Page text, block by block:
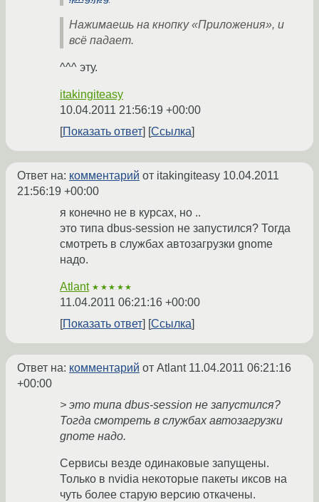
Нажимаешь на кнопку «Приложения», и
всё падает.
^^^ эту.
itakingiteasy
10.04.2011 21:56:19 +00:00
Показать ответ
Ссылка
Ответ на: комментарий от itakingiteasy 10.04.2011
21:56:19 +00:00
я конечно не в курсах, но ..
это типа dbus-session не запустился? Тогда
смотреть в службах автозагрузки gnome
надо.
Atlant ★★★★★
11.04.2011 06:21:16 +00:00
Показать ответ
Ссылка
Ответ на: комментарий от Atlant 11.04.2011 06:21:16
+00:00
> это типа dbus-session не запустился?
Тогда смотреть в службах автозагрузки
gnome надо.
Сервисы везде одинаковые запущены.
Только в nvidia некоторые пакеты иксов на
чуть более старую версию откачены.